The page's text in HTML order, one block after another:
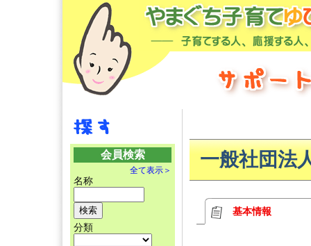
会員検索
全て表示＞
名称
分類
一般社団法
基本情報